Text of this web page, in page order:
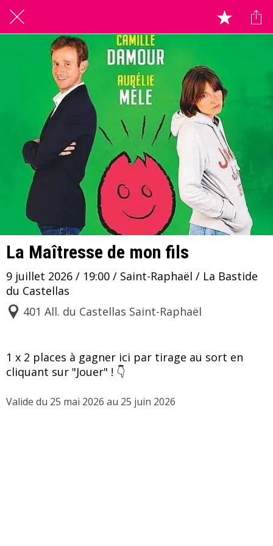
La Maîtresse de mon fils
9 juillet 2026 / 19:00 / Saint-Raphaël / La Bastide
du Castellas
401 All. du Castellas Saint-Raphaël
1 x 2 places à gagner ici par tirage au sort en
cliquant sur "Jouer" ! 👇
Valide du 25 mai 2026 au 25 juin 2026